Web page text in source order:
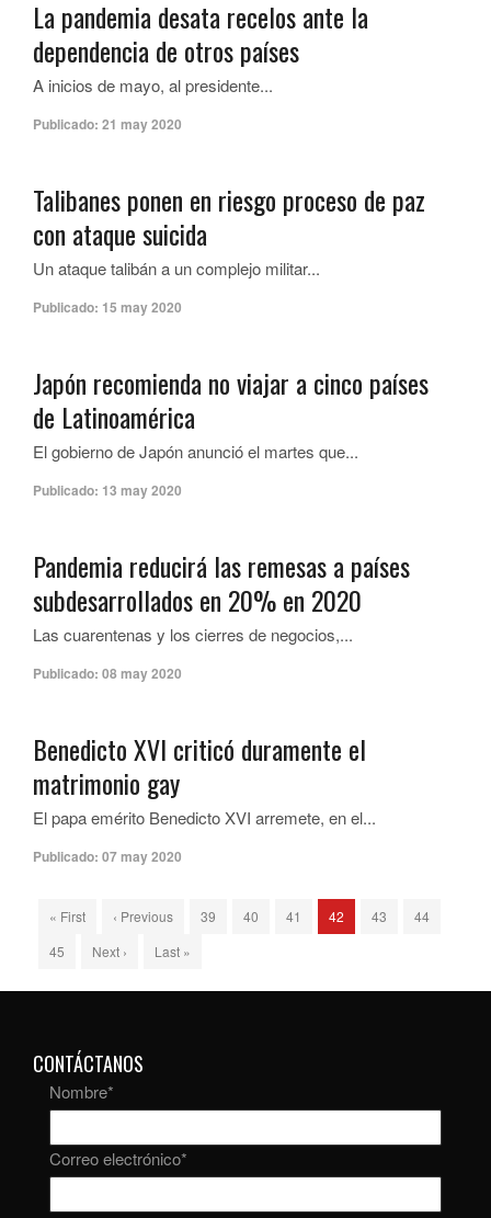
La pandemia desata recelos ante la
dependencia de otros países
A inicios de mayo, al presidente...
Publicado: 21 may 2020
Talibanes ponen en riesgo proceso de paz
con ataque suicida
Un ataque talibán a un complejo militar...
Publicado: 15 may 2020
Japón recomienda no viajar a cinco países
de Latinoamérica
El gobierno de Japón anunció el martes que...
Publicado: 13 may 2020
Pandemia reducirá las remesas a países
subdesarrollados en 20% en 2020
Las cuarentenas y los cierres de negocios,...
Publicado: 08 may 2020
Benedicto XVI criticó duramente el
matrimonio gay
El papa emérito Benedicto XVI arremete, en el...
Publicado: 07 may 2020
« First ‹ Previous 39 40 41 42 43
44
45
Next › Last »
CONTÁCTANOS
Nombre*
Correo electrónico*